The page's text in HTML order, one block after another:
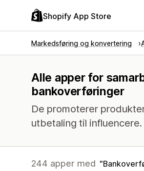
Shopify App Store
Markedsføring og konvertering
Alle apper for
bankoverføringer
De promoterer
utbetaling til influencere.
244 apper med